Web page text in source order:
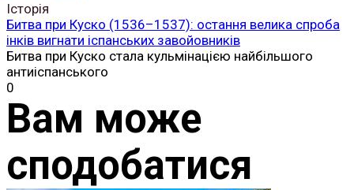
Історія
Битва при Куско (1536–1537): остання велика спроба
інків вигнати іспанських завойовників
Битва при Куско стала кульмінацією найбільшого
антиіспанського
0
Вам може
сподобатися